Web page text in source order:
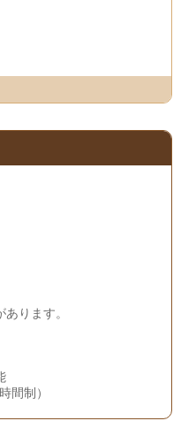
ります。
間制）